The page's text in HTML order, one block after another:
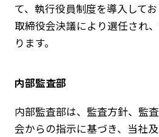
て、執行役員制度を導入して
取締役会決議により選任され
ります。
内部監査部
内部監査部は、監査方針、監
会からの指示に基づき、当社